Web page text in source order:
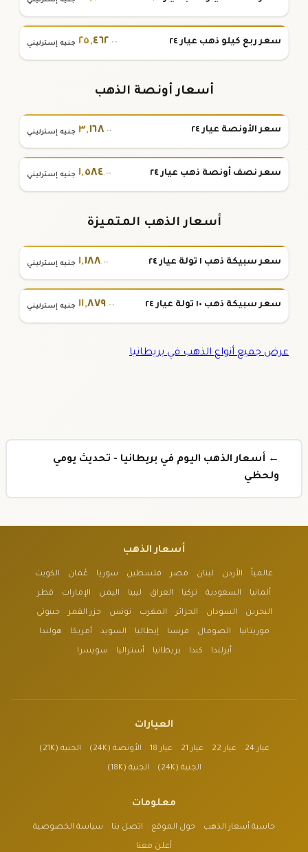
سعر ربع كيلو ذهب عيار ٢٤ ٢٥,٤٦٢.٠٠ جنيه إسترليني
أسعار أونصة الذهب
سعر الأونصة عيار ٢٤ ٣,١٦٨.٠٠ جنيه إسترليني
سعر نصف أونصة ذهب عيار ٢٤ ١,٥٨٤.٠٠ جنيه إسترليني
أسعار الذهب المتميزة
سعر سبيكة ذهب ١ تولة عيار ٢٤ ١,١٨٨.٠٠ جنيه إسترليني
سعر سبيكة ذهب ١٠ تولة عيار ٢٤ ١١,٨٧٩.٠٠ جنيه إسترليني
عرض جميع أنواع الذهب في بريطانيا
← أسعار الذهب اليوم في بريطانيا - تحديث يومي
ولحظي
أسعار الذهب
عالمياً الأردن لبنان مصر فلسطين سوريا عُمان الكويت
ألمانيا السعودية تركيا العراق ليبيا اليمن الإمارات قطر
البحرين السودان الجزائر المغرب تونس جزر القمر جيبوتي
موريتانيا الصومال فرنسا إيطاليا السويد أمريكا هولندا
أيرلندا كندا بريطانيا أستراليا سويسرا
العيارات
عيار 24 عيار 22 عيار 21 عيار 18 الأونصة (24K) الجنية (21K)
الجنية (24K) الجنية (18K)
معلومات
حاسبة أسعار الذهب حول الموقع اتصل بنا سياسة الخصوصية
أعلن معنا